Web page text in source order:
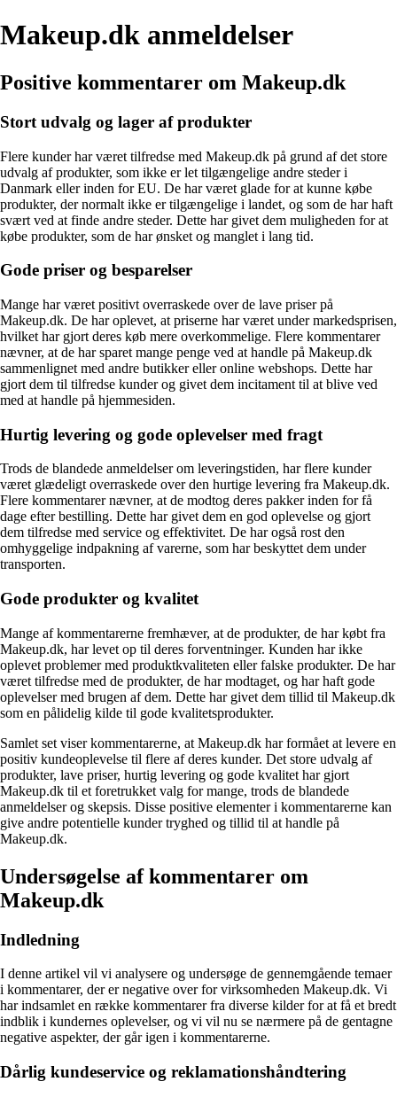
Makeup.dk anmeldelser
Positive kommentarer om Makeup.dk
Stort udvalg og lager af produkter
Flere kunder har været tilfredse med Makeup.dk på grund af det store
udvalg af produkter, som ikke er let tilgængelige andre steder i
Danmark eller inden for EU. De har været glade for at kunne købe
produkter, der normalt ikke er tilgængelige i landet, og som de har haft
svært ved at finde andre steder. Dette har givet dem muligheden for at
købe produkter, som de har ønsket og manglet i lang tid.
Gode priser og besparelser
Mange har været positivt overraskede over de lave priser på
Makeup.dk. De har oplevet, at priserne har været under markedsprisen,
hvilket har gjort deres køb mere overkommelige. Flere kommentarer
nævner, at de har sparet mange penge ved at handle på Makeup.dk
sammenlignet med andre butikker eller online webshops. Dette har
gjort dem til tilfredse kunder og givet dem incitament til at blive ved
med at handle på hjemmesiden.
Hurtig levering og gode oplevelser med fragt
Trods de blandede anmeldelser om leveringstiden, har flere kunder
været glædeligt overraskede over den hurtige levering fra Makeup.dk.
Flere kommentarer nævner, at de modtog deres pakker inden for få
dage efter bestilling. Dette har givet dem en god oplevelse og gjort
dem tilfredse med service og effektivitet. De har også rost den
omhyggelige indpakning af varerne, som har beskyttet dem under
transporten.
Gode produkter og kvalitet
Mange af kommentarerne fremhæver, at de produkter, de har købt fra
Makeup.dk, har levet op til deres forventninger. Kunden har ikke
oplevet problemer med produktkvaliteten eller falske produkter. De har
været tilfredse med de produkter, de har modtaget, og har haft gode
oplevelser med brugen af dem. Dette har givet dem tillid til Makeup.dk
som en pålidelig kilde til gode kvalitetsprodukter.
Samlet set viser kommentarerne, at Makeup.dk har formået at levere en
positiv kundeoplevelse til flere af deres kunder. Det store udvalg af
produkter, lave priser, hurtig levering og gode kvalitet har gjort
Makeup.dk til et foretrukket valg for mange, trods de blandede
anmeldelser og skepsis. Disse positive elementer i kommentarerne kan
give andre potentielle kunder tryghed og tillid til at handle på
Makeup.dk.
Undersøgelse af kommentarer om
Makeup.dk
Indledning
I denne artikel vil vi analysere og undersøge de gennemgående temaer
i kommentarer, der er negative over for virksomheden Makeup.dk. Vi
har indsamlet en række kommentarer fra diverse kilder for at få et bredt
indblik i kundernes oplevelser, og vi vil nu se nærmere på de gentagne
negative aspekter, der går igen i kommentarerne.
Dårlig kundeservice og reklamationshåndtering